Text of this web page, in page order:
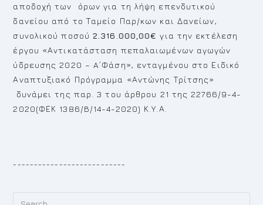
αποδοχή των όρων για τη λήψη επενδυτικού
δανείου από το Ταμείο Παρ/κων και Δανείων,
συνολικού ποσού2.316.000,00€ για την εκτέλεση
έργου «Αντικατάσταση πεπαλαιωμένων αγωγών
ύδρευσης 2020 – A΄Φάση», ενταγμένου στο Ειδικό
Αναπτυξιακό Πρόγραμμα «Αντώνης Τρίτσης»
δυνάμει της παρ. 3 του άρθρου 21 της 22766/9-4-
2020(ΦΕΚ 1386/B/14-4-2020) Κ.Υ.Α.